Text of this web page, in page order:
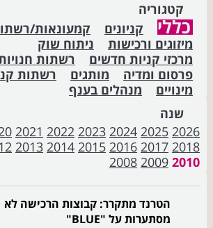
קטגוריה
כללי קניונים
קמעונאות/
מיזוגים ורכישות
ניתוח שוק
מרכזי קניות חדשים
רשתות
פרסום ומדיה
מותגים
רשתות
מינויים
מנהלים בענף
שנה
2026
2025
2024
2023
2022
2021
2018
2017
2016
2015
2014
2013
2010
2009
2008
הטרנד מתקרר: קבוצות הרכישה לא
מסתערות על "BLUE"